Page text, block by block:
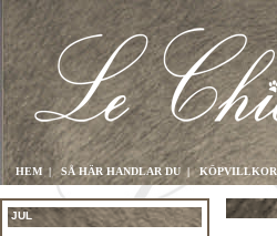
HEM | SÅ HÄR HANDLAR DU |KÖPVILLKOR
JUL